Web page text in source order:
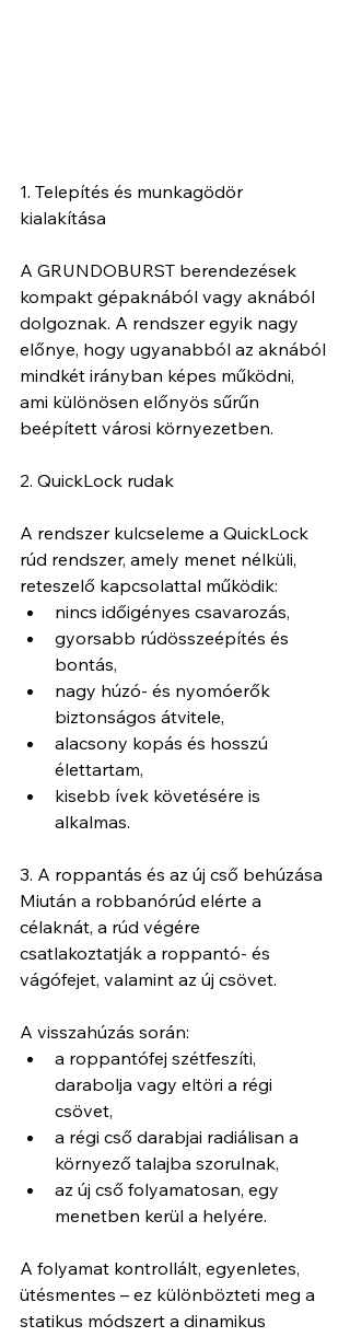
1. Telepítés és munkagödör
kialakítása
A GRUNDOBURST berendezések
kompakt gépaknából vagy aknából
dolgoznak. A rendszer egyik nagy
előnye, hogy ugyanabból az aknából
mindkét irányban képes működni,
ami különösen előnyös sűrűn
beépített városi környezetben.
2. QuickLock rudak
A rendszer kulcseleme a QuickLock
rúd rendszer, amely menet nélküli,
reteszelő kapcsolattal működik:
nincs időigényes csavarozás,
gyorsabb rúdösszeépítés és
bontás,
nagy húzó- és nyomóerők
biztonságos átvitele,
alacsony kopás és hosszú
élettartam,
kisebb ívek követésére is
alkalmas.
3. A roppantás és az új cső behúzása
Miután a robbanórúd elérte a
célaknát, a rúd végére
csatlakoztatják a roppantó- és
vágófejet, valamint az új csövet.
A visszahúzás során:
a roppantófej szétfeszíti,
darabolja vagy eltöri a régi
csövet,
a régi cső darabjai radiálisan a
környező talajba szorulnak,
az új cső folyamatosan, egy
menetben kerül a helyére.
A folyamat kontrollált, egyenletes,
ütésmentes – ez különbözteti meg a
statikus módszert a dinamikus